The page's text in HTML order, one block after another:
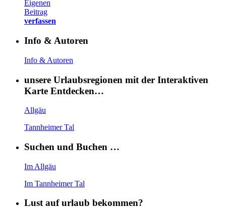
Eigenen
Beitrag
verfassen
Info & Autoren
Info & Autoren
unsere Urlaubsregionen mit der Interaktiven
Karte Entdecken…
Allgäu
Tannheimer Tal
Suchen und Buchen …
Im Allgäu
Im Tannheimer Tal
Lust auf urlaub bekommen?